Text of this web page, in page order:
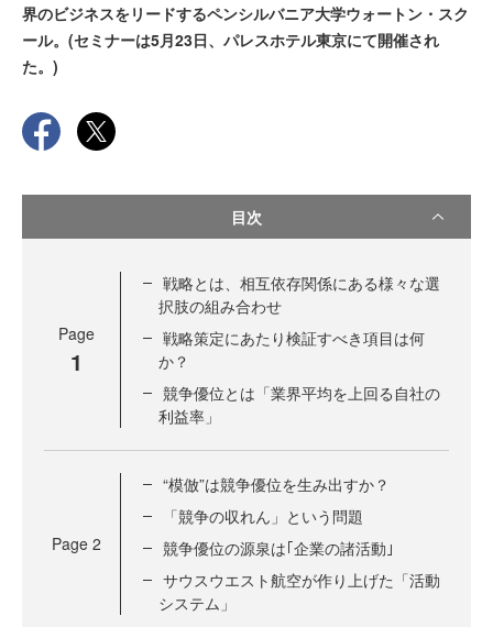
界のビジネスをリードするペンシルバニア大学ウォートン・スク
ール。(セミナーは5月23日、パレスホテル東京にて開催され
た。)
目次
Page
1
戦略とは、相互依存関係にある様々な選
択肢の組み合わせ
戦略策定にあたり検証すべき項目は何
か？
競争優位とは「業界平均を上回る自社の
利益率」
Page 2
“模倣”は競争優位を生み出すか？
「競争の収れん」という問題
競争優位の源泉は｢企業の諸活動｣
サウスウエスト航空が作り上げた「活動
システム」